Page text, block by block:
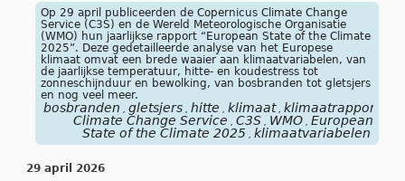
Op 29 april publiceerden de Copernicus Climate Change
Service (C3S) en de Wereld Meteorologische Organisatie
(WMO) hun jaarlijkse rapport “European State of the Climate
2025”. Deze gedetailleerde analyse van het Europese
klimaat omvat een brede waaier aan klimaatvariabelen, van
de jaarlijkse temperatuur, hitte- en koudestress tot
zonneschijnduur en bewolking, van bosbranden tot gletsjers
en nog veel meer.
bosbranden gletsjers hitte klimaat klimaatrapport
Climate Change Service
C3S WMO European
State of the Climate 2025
klimaatvariabelen
29 april 2026